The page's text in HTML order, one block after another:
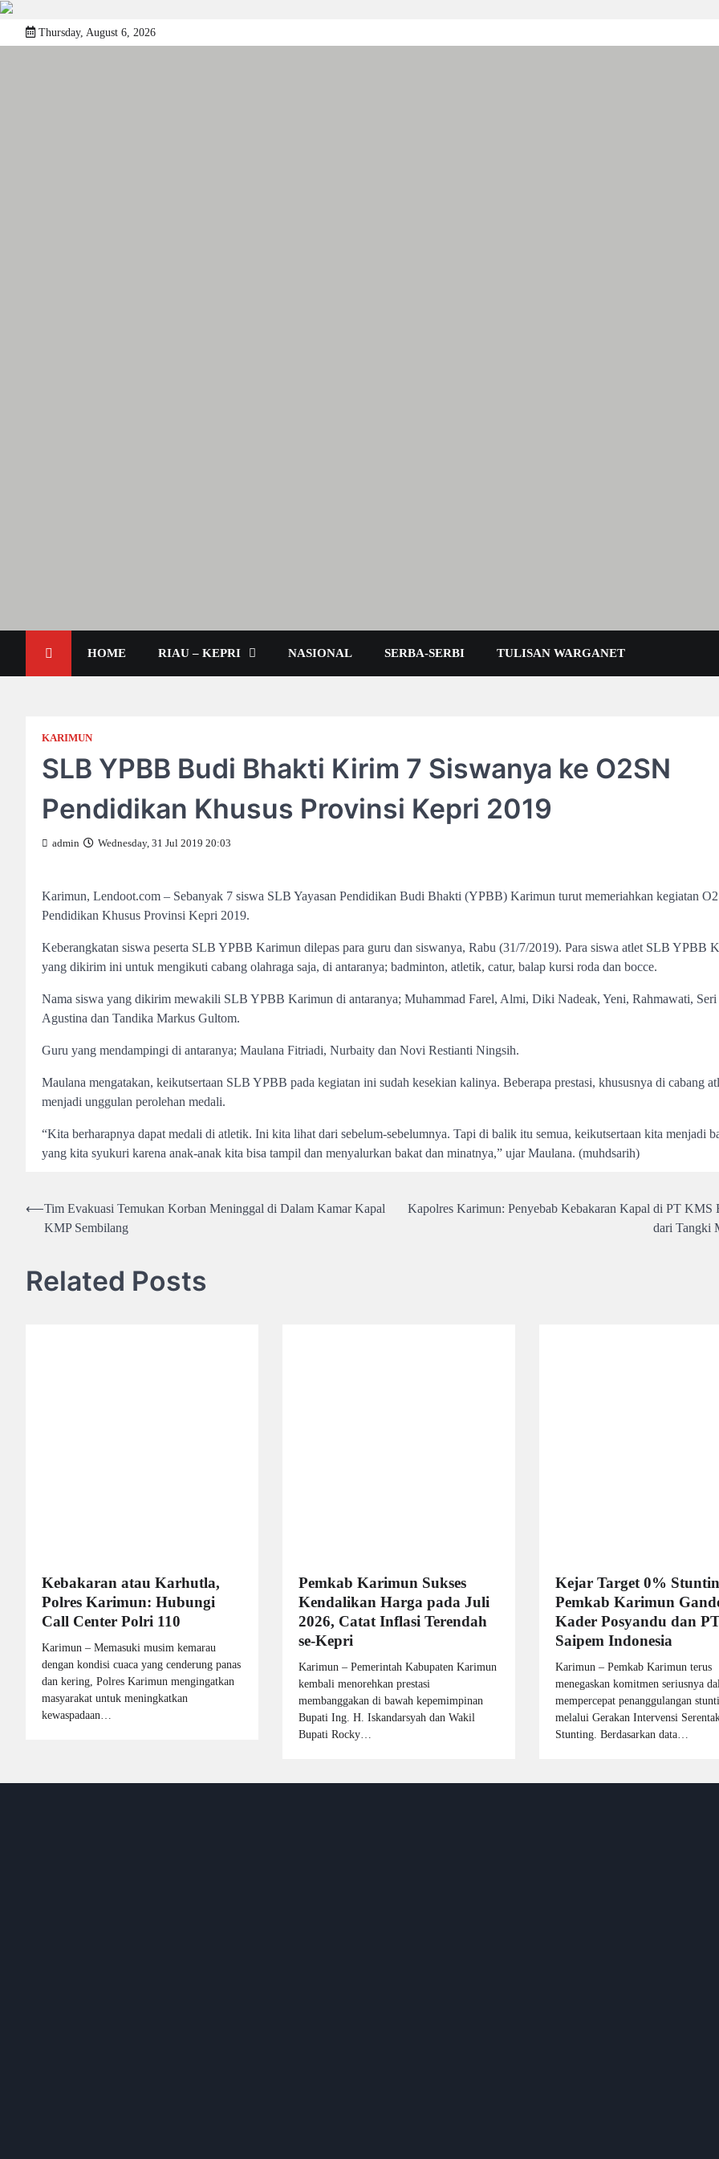
to
Thursday, August 6, 2026
HOME RIAU – KEPRI NASIONAL SERBA-SERBI TULISAN WARGANET
KARIMUN
SLB YPBB Budi Bhakti Kirim 7 Siswanya ke O2SN
Pendidikan Khusus Provinsi Kepri 2019
admin Wednesday, 31 Jul 2019 20:03
Karimun, Lendoot.com – Sebanyak 7 siswa SLB Yayasan Pendidikan Budi Bhakti (YPBB) Karimun turut memeriahkan kegiatan
Pendidikan Khusus Provinsi Kepri 2019.
Keberangkatan siswa peserta SLB YPBB Karimun dilepas para guru dan siswanya, Rabu (31/7/2019). Para siswa atlet SLB YPBB
yang dikirim ini untuk mengikuti cabang olahraga saja, di antaranya; badminton, atletik, catur, balap kursi roda dan bocce.
Nama siswa yang dikirim mewakili SLB YPBB Karimun di antaranya; Muhammad Farel, Almi, Diki Nadeak, Yeni, Rahmawati, Seri
Agustina dan Tandika Markus Gultom.
Guru yang mendampingi di antaranya; Maulana Fitriadi, Nurbaity dan Novi Restianti Ningsih.
Maulana mengatakan, keikutsertaan SLB YPBB pada kegiatan ini sudah kesekian kalinya. Beberapa prestasi, khususnya di cabang
menjadi unggulan perolehan medali.
“Kita berharapnya dapat medali di atletik. Ini kita lihat dari sebelum-sebelumnya. Tapi di balik itu semua, keikutsertaan kita menjadi
yang kita syukuri karena anak-anak kita bisa tampil dan menyalurkan bakat dan minatnya,” ujar Maulana. (muhdsarih)
Post
navigation
⟵Tim Evakuasi Temukan Korban Meninggal di Dalam Kamar Kapal
KMP Sembilang
Kapolres Karimun: Penyebab Kebakaran Kapal di PT KMS
dari Tangki
Related Posts
Kebakaran atau Karhutla,
Polres Karimun: Hubungi
Call Center Polri 110
Karimun – Memasuki musim kemarau
dengan kondisi cuaca yang cenderung panas
dan kering, Polres Karimun mengingatkan
masyarakat untuk meningkatkan
kewaspadaan…
Pemkab Karimun Sukses
Kendalikan Harga pada Juli
2026, Catat Inflasi Terendah
se-Kepri
Karimun – Pemerintah Kabupaten Karimun
kembali menorehkan prestasi
membanggakan di bawah kepemimpinan
Bupati Ing. H. Iskandarsyah dan Wakil
Bupati Rocky…
Kejar Target 0%
Pemkab Karimun
Kader Posyandu dan
Saipem Indonesia
Karimun – Pemkab Karimun terus
menegaskan komitmen seriusnya
mempercepat penanggulangan
melalui Gerakan Intervensi
Stunting. Berdasarkan data…